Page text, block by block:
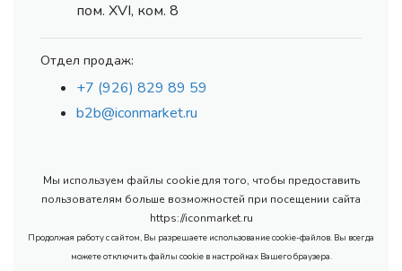
пом. XVI, ком. 8
Отдел продаж:
+7 (926) 829 89 59
b2b@iconmarket.ru
Мы используем файлы cookie для того, чтобы предоставить
пользователям больше возможностей при посещении сайта
https://iconmarket.ru
Продолжая работу с сайтом, Вы разрешаете использование cookie-файлов. Вы всегда
можете отключить файлы cookie в настройках Вашего браузера.